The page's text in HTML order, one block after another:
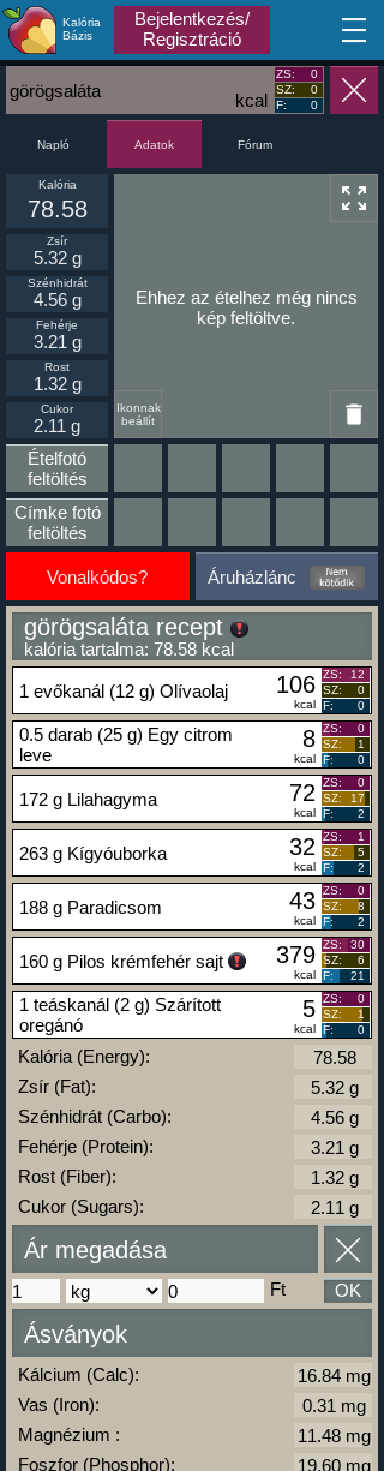
Kalória
Bázis
Bejelentkezés/
Regisztráció
MA
kcal
görögsaláta
ZS:
0
SZ:
0
F:
0
Napló Adatok Fórum
Ehhez az ételhez még nincs
kép feltöltve.
Ikonnak
beállít
Kalória
78.58
Zsír
5.32 g
Szénhidrát
4.56 g
Fehérje
3.21 g
Rost
1.32 g
Cukor
2.11 g
Ételfotó
feltöltés
Címke fotó
feltöltés
Vonalkódos? Áruházlánc
görögsaláta recept
kalória tartalma: 78.58 kcal
1 evőkanál (12 g) Olívaolaj 106
kcal
ZS:
12
SZ:
0
F:
0
0.5 darab (25 g) Egy citrom
leve
8
kcal
ZS:
0
SZ:
1
F:
0
172 g Lilahagyma 72
kcal
ZS:
0
SZ:
17
F:
2
263 g Kígyóuborka 32
kcal
ZS:
1
SZ:
5
F:
2
188 g Paradicsom 43
kcal
ZS:
0
SZ:
8
F:
2
160 g Pilos krémfehér sajt 379
kcal
ZS:
30
SZ:
6
F:
21
1 teáskanál (2 g) Szárított
oregánó
5
kcal
ZS:
0
SZ:
1
F:
0
Kalória (Energy):
Zsír (Fat):
Szénhidrát (Carbo):
Fehérje (Protein):
Rost (Fiber):
Cukor (Sugars):
Ár megadása
Ft OK
Ásványok
Kálcium (Calc):
Vas (Iron):
Magnézium :
Foszfor (Phosphor):